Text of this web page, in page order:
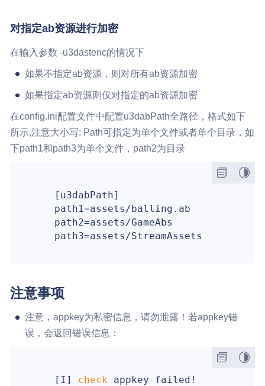
对指定ab资源进行加密
在输入参数 -u3dastenc的情况下
如果不指定ab资源，则对所有ab资源加密
如果指定ab资源则仅对指定的ab资源加密
在config.ini配置文件中配置u3dabPath全路径，格式如下
所示,注意大小写: Path可指定为单个文件或者单个目录，如
下path1和path3为单个文件，path2为目录
    [u3dabPath]
path1=assets/balling.ab
path2=assets/GameAbs
path3=assets/StreamAssets
注意事项
注意，appkey为私密信息，请勿泄露！若appkey错
误，会返回错误信息：
    [I]
check